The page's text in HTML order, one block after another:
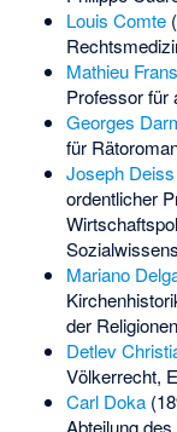
Louis Comte
Mathieu
Professor für
Georges
für
Joseph Deiss
ordentlicher
Mariano
der
Detlev
Völkerrecht,
Carl Doka
Abteilung